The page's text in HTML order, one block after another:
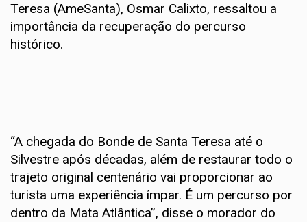
Teresa (AmeSanta), Osmar Calixto, ressaltou a
importância da recuperação do percurso
histórico.
“A chegada do Bonde de Santa Teresa até o
Silvestre após décadas, além de restaurar todo o
trajeto original centenário vai proporcionar ao
turista uma experiência ímpar. É um percurso por
dentro da Mata Atlântica”, disse o morador do